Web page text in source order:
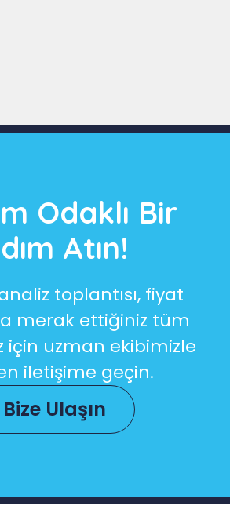
Odaklı Bir
Atın!
toplantısı, fiyat
merak ettiğiniz tüm
için uzman ekibimizle
iletişime geçin.
Bize Ulaşın